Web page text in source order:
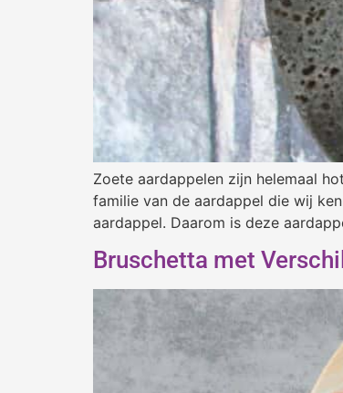
Zoete aardappelen zijn helemaal
familie van de aardappel die wij
aardappel. Daarom is deze
Bruschetta met